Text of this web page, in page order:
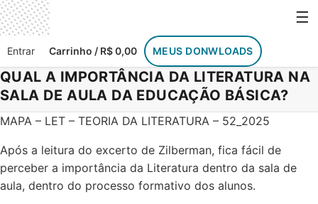
☰
Entrar Carrinho / R$ 0,00 MEUS DONWLOADS
QUAL A IMPORTÂNCIA DA LITERATURA NA
SALA DE AULA DA EDUCAÇÃO BÁSICA?
MAPA – LET – TEORIA DA LITERATURA – 52_2025
Após a leitura do excerto de Zilberman, fica fácil de
perceber a importância da Literatura dentro da sala de
aula, dentro do processo formativo dos alunos.